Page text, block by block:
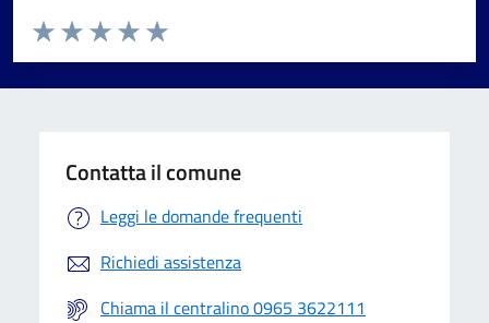
Valuta da 1 a 5 stelle la pagina
Valuta 5 stelle su 5
Valuta 4 stelle su 5
Valuta 3 stelle su 5
Valuta 2 stelle su 5
Valuta 1 stelle su 5
Contatta il comune
Leggi le domande frequenti
Richiedi assistenza
Chiama il centralino 0965 3622111